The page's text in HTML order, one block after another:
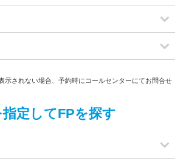
示されない場合、予約時にコールセンターにてお問合せ
定してFPを探す